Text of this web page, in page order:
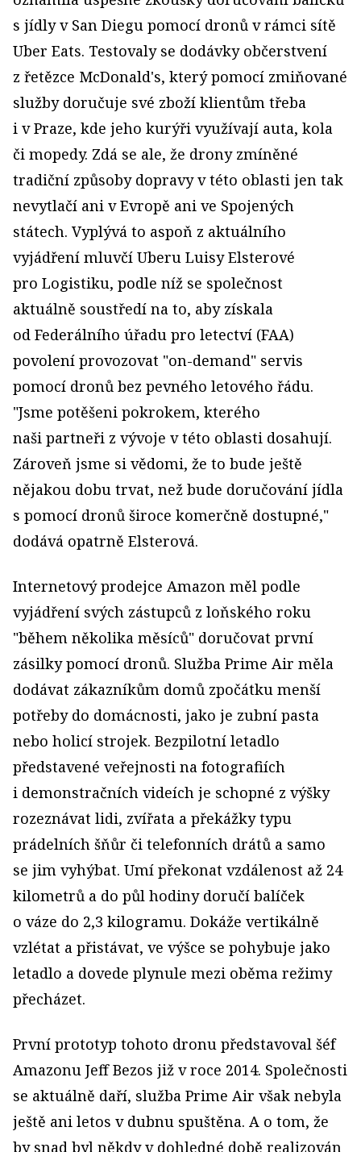
s jídly v San Diegu pomocí dronů v rámci sítě
Uber Eats. Testovaly se dodávky občerstvení
z řetězce McDonald's, který pomocí zmiňované
služby doručuje své zboží klientům třeba
i v Praze, kde jeho kurýři využívají auta, kola
či mopedy. Zdá se ale, že drony zmíněné
tradiční způsoby dopravy v této oblasti jen tak
nevytlačí ani v Evropě ani ve Spojených
státech. Vyplývá to aspoň z aktuálního
vyjádření mluvčí Uberu Luisy Elsterové
pro Logistiku, podle níž se společnost
aktuálně soustředí na to, aby získala
od Federálního úřadu pro letectví (FAA)
povolení provozovat "on-demand" servis
pomocí dronů bez pevného letového řádu.
"Jsme potěšeni pokrokem, kterého
naši partneři z vývoje v této oblasti dosahují.
Zároveň jsme si vědomi, že to bude ještě
nějakou dobu trvat, než bude doručování jídla
s pomocí dronů široce komerčně dostupné,"
dodává opatrně Elsterová.
Internetový prodejce Amazon měl podle
vyjádření svých zástupců z loňského roku
"během několika měsíců" doručovat první
zásilky pomocí dronů. Služba Prime Air měla
dodávat zákazníkům domů zpočátku menší
potřeby do domácnosti, jako je zubní pasta
nebo holicí strojek. Bezpilotní letadlo
představené veřejnosti na fotografiích
i demonstračních videích je schopné z výšky
rozeznávat lidi, zvířata a překážky typu
prádelních šňůr či telefonních drátů a samo
se jim vyhýbat. Umí překonat vzdálenost až 24
kilometrů a do půl hodiny doručí balíček
o váze do 2,3 kilogramu. Dokáže vertikálně
vzlétat a přistávat, ve výšce se pohybuje jako
letadlo a dovede plynule mezi oběma režimy
přecházet.
První prototyp tohoto dronu představoval šéf
Amazonu Jeff Bezos již v roce 2014. Společnosti
se aktuálně daří, služba Prime Air však nebyla
ještě ani letos v dubnu spuštěna. A o tom, že
by snad byl někdy v dohledné době realizován